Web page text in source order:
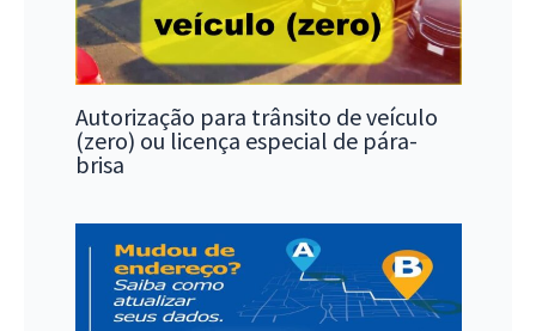
Autorização para trânsito de veículo
(zero) ou licença especial de pára-
brisa